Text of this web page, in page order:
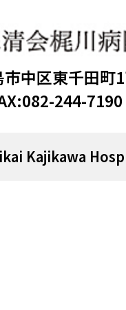
中区東千田町
082-244-7190
Kajikawa